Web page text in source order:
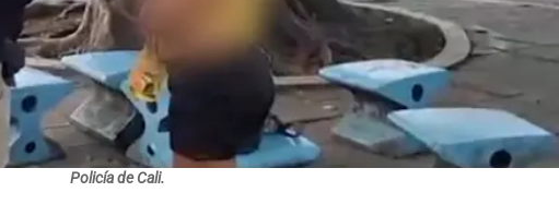
Policía de Cali.